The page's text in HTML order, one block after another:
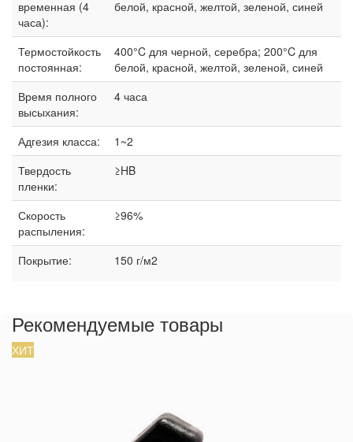
временная (4
часа):
белой, красной, желтой, зеленой, синей
Термостойкость
постоянная:
400°C для черной, серебра; 200°C для
белой, красной, желтой, зеленой, синей
Время полного
высыхания:
4 часа
Адгезия класса:
1~2
Твердость
пленки:
≥HB
Скорость
распыления:
≥96%
Покрытие: 150 г/м2
Рекомендуемые товары
ХИТ